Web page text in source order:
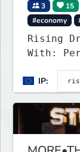
3 15
#economy
Rising
With:
Ranks,
IP: